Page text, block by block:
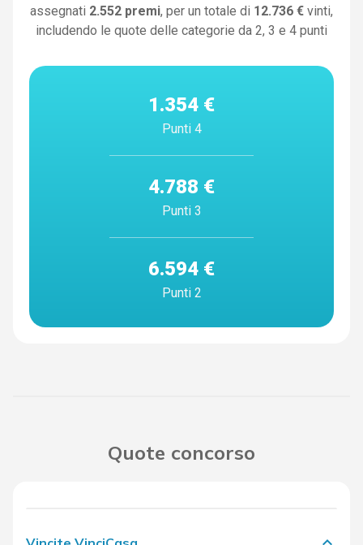
assegnati 2.552 premi, per un totale di 12.736 € vinti,
includendo le quote delle categorie da 2, 3 e 4 punti
1.354 €
Punti 4
4.788 €
Punti 3
6.594 €
Punti 2
Quote concorso